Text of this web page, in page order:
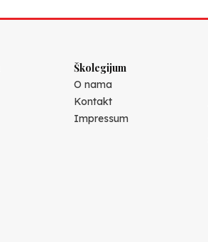
Školegijum
O nama
Kontakt
Impressum